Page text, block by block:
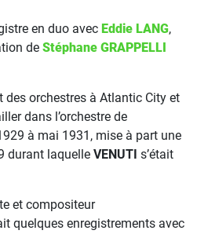
en duo avec Eddie LANG,
de Stéphane GRAPPELLI
des orchestres à Atlantic City et
dans l’orchestre de
à mai 1931, mise à part une
durant laquelle VENUTI s’était
et compositeur
quelques enregistrements avec